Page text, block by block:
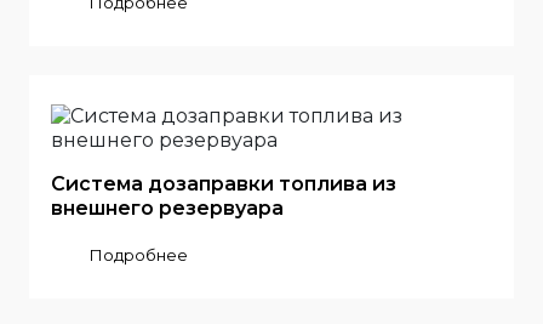
Система дозаправки топлива из
внешнего резервуара
Подробнее